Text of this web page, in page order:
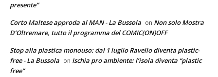
presente”
Corto Maltese approda al MAN - La Bussola on Non solo Mostra
D’Oltremare, tutto il programma del COMIC(ON)OFF
Stop alla plastica monouso: dal 1 luglio Ravello diventa plastic-
free - La Bussola on Ischia pro ambiente: l’isola diventa “plastic
free”